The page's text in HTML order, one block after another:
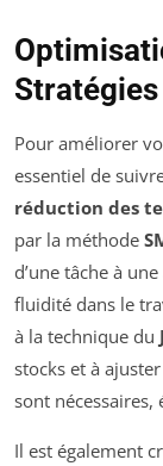
Pour améliorer
essentiel de
réduction des
par la méthode
d’une tâche à
fluidité dans le
à la technique du
stocks et à
sont nécessaires,
Il est également